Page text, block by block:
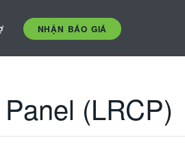
NHẬN BÁO GIÁ
(LRCP)